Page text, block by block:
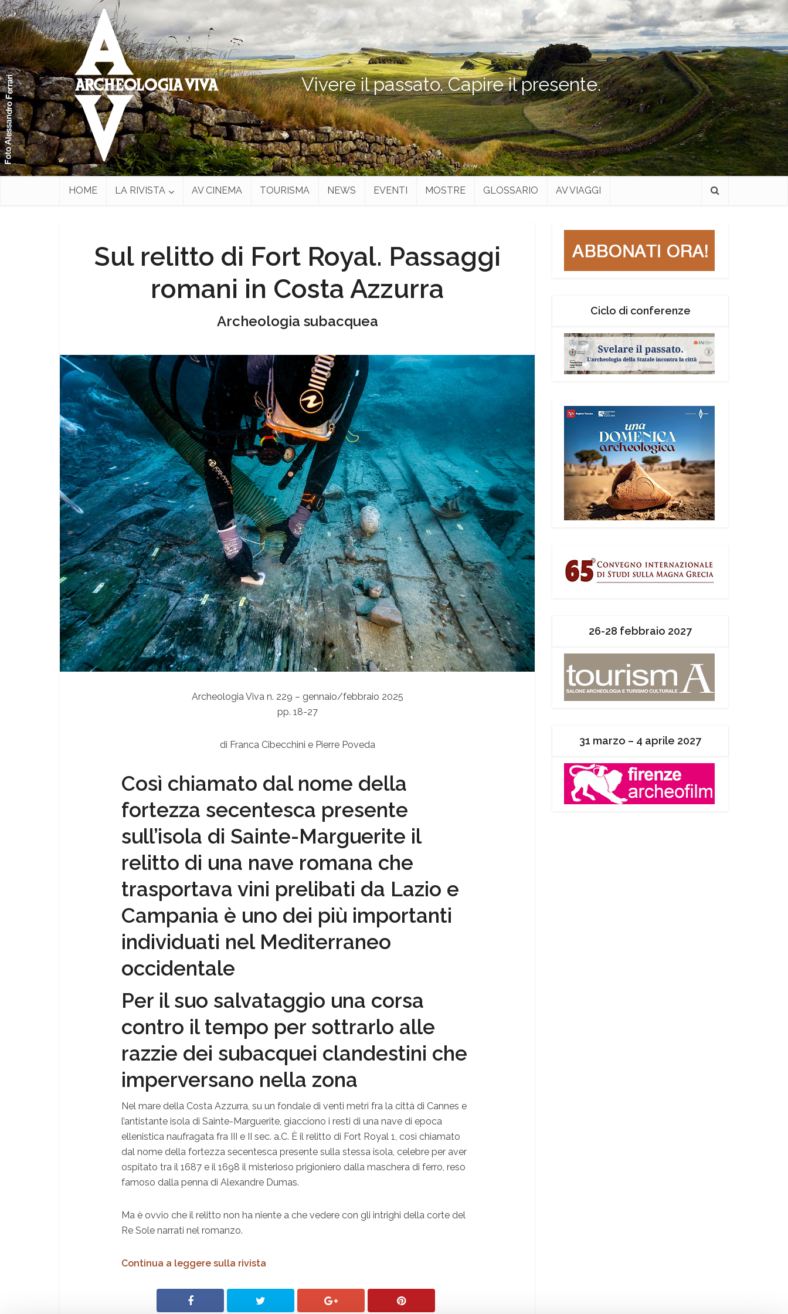
Vivere il passato. Capire il presente.
HOME LA RIVISTA AV CINEMA TOURISMA NEWS EVENTI MOSTRE GLOSSARIO AV VIAGGI
Sul relitto di Fort Royal. Passaggi
romani in Costa Azzurra
Archeologia subacquea
Archeologia Viva n. 229 – gennaio/febbraio 2025
pp. 18-27
di Franca Cibecchini e Pierre Poveda
Così chiamato dal nome della
fortezza secentesca presente
sull’isola di Sainte-Marguerite il
relitto di una nave romana che
trasportava vini prelibati da Lazio e
Campania è uno dei più importanti
individuati nel Mediterraneo
occidentale
Per il suo salvataggio una corsa
contro il tempo per sottrarlo alle
razzie dei subacquei clandestini che
imperversano nella zona
Nel mare della Costa Azzurra, su un fondale di venti metri fra la città di Cannes e
l’antistante isola di Sainte-Marguerite, giacciono i resti di una nave di epoca
ellenistica naufragata fra III e II sec. a.C. È il relitto di Fort Royal 1, così chiamato
dal nome della fortezza secentesca presente sulla stessa isola, celebre per aver
ospitato tra il 1687 e il 1698 il misterioso prigioniero dalla maschera di ferro, reso
famoso dalla penna di Alexandre Dumas.
Ma è ovvio che il relitto non ha niente a che vedere con gli intrighi della corte del
Re Sole narrati nel romanzo.
Continua a leggere sulla rivista
Ciclo di conferenze
26-28 febbraio 2027
31 marzo – 4 aprile 2027